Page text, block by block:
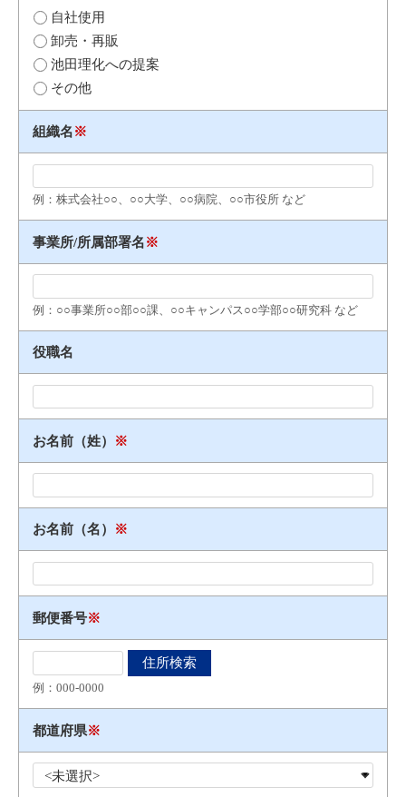
自社使用
卸売・再販
池田理化への提案
その他
組織名※
例：株式会社○○、○○大学、○○病院、○○市役所 など
事業所/所属部署名※
例：○○事業所○○部○○課、○○キャンパス○○学部○○研究科 など
役職名
お名前（姓） ※
お名前（名） ※
郵便番号※
例：000​-​0000
都道府県※